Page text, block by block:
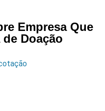
Empresa Que
Doação